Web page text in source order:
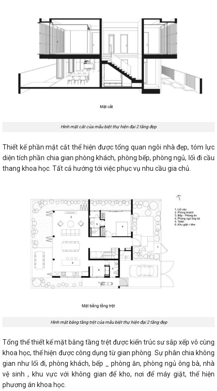
Hình mặt cắt của mẫu biệt thự hiện đại 2 tầng đẹp
Thiết kế phần mặt cắt thể hiện được tổng quan ngôi nhà đẹp, tóm lực
diện tích phần chia gian phòng khách, phòng bếp, phòng ngủ, lối đi cầu
thang khoa học. Tất cả hướng tới việc phục vụ nhu cầu gia chủ.
Hình mặt bằng tầng trệt của mẫu biệt thự hiện đại 2 tầng đẹp
Tổng thể thiết kế mặt bằng tầng trệt được kiến trúc sư sắp xếp vô cùng
khoa học, thể hiện được công dụng từ gian phòng. Sự phân chia không
gian như lối đi, phòng khách, bếp _ phòng ăn, phòng ngủ ông bà, nhà
vệ sinh , khu vực với không gian để kho, nơi để máy giặt, thể hiện
phương án khoa học.